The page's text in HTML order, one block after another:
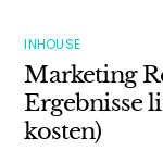
INHOUSE
Marketing
Ergebnisse
kosten)